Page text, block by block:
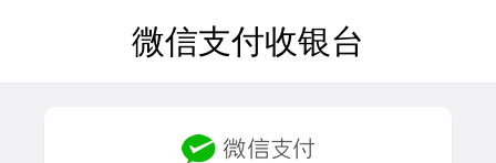
微信支付收银台